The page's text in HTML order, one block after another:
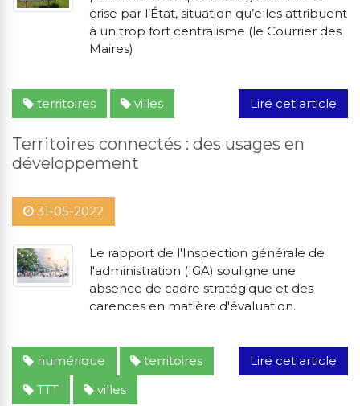
crise par l’État, situation qu’elles attribuent
à un trop fort centralisme (le Courrier des
Maires)
Lire cet article
territoires villes
Territoires connectés : des usages en
développement
31-05-2022
Le rapport de l'Inspection générale de
l'administration (IGA) souligne une
absence de cadre stratégique et des
carences en matière d'évaluation.
Lire cet article
numérique
territoires
TTT
villes